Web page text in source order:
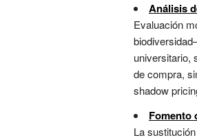
Análisis
Evaluación
universitario,
de compra,
shadow
Fomento
La